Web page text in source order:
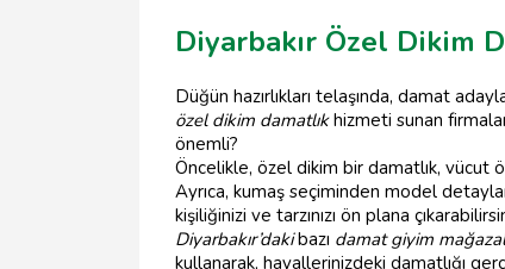
Diyarbakır Özel Dikim
Düğün hazırlıkları telaşında, damat
özel dikim damatlıkhizmeti sunan
önemli?
Öncelikle, özel dikim bir damatlık, vücut
Ayrıca, kumaş seçiminden model
kişiliğinizi ve tarzınızı ön plana
Diyarbakır’dakibazı damat giyim
kullanarak, hayallerinizdeki damatlığı